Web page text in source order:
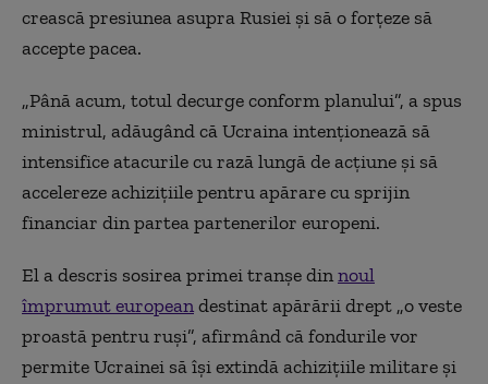
crească presiunea asupra Rusiei și să o forțeze să
accepte pacea.
„Până acum, totul decurge conform planului”, a spus
ministrul, adăugând că Ucraina intenționează să
intensifice atacurile cu rază lungă de acțiune și să
accelereze achizițiile pentru apărare cu sprijin
financiar din partea partenerilor europeni.
El a descris sosirea primei tranșe dinnoul
împrumut europeandestinat apărării drept „o veste
proastă pentru ruși”, afirmând că fondurile vor
permite Ucrainei să își extindă achizițiile militare și